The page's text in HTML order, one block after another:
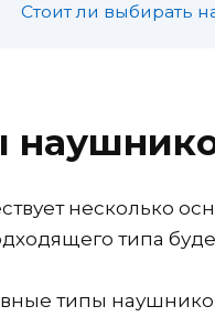
Стоит ли выбирать
несколько
типа
типы